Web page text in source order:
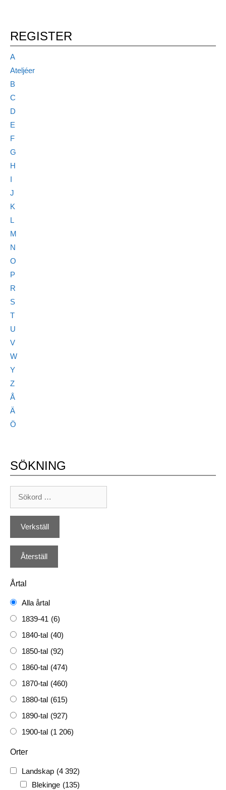
REGISTER
A
Ateljéer
B
C
D
E
F
G
H
I
J
K
L
M
N
O
P
R
S
T
U
V
W
Y
Z
Å
Ä
Ö
SÖKNING
Årtal
Alla årtal
1839-41 (6)
1840-tal (40)
1850-tal (92)
1860-tal (474)
1870-tal (460)
1880-tal (615)
1890-tal (927)
1900-tal (1 206)
FH
(338)
Orter
Landskap (4 392)
Blekinge (135)